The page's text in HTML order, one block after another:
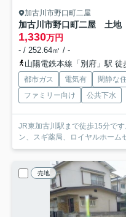
加古川市野口町二屋
加古川市野口町二屋 土地
1,330万円
- / 252.64㎡ / -
山陽電鉄本線「別府」駅 徒
都市ガス 電気有 閑静な
ファミリー向け
公共下水
JR東加古川駅まで徒歩15分で
ン、スギ薬局、ロイヤルホーム
売地